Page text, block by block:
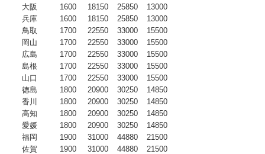
大阪
1600 18150 25850
13000
兵庫
1600 18150 25850
13000
鳥取
1700 22550 33000
15500
岡山
1700 22550 33000
15500
広島
1700 22550 33000
15500
島根
1700 22550 33000
15500
山口
1700 22550 33000
15500
徳島
1800 20900 30250
14850
香川
1800 20900 30250
14850
高知
1800 20900 30250
14850
愛媛
1800 20900 30250
14850
福岡
1900 31000 44880
21500
佐賀
1900 31000 44880
21500